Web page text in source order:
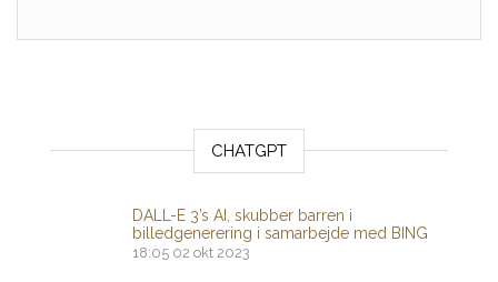
CHATGPT
DALL-E 3’s AI, skubber barren i
billedgenerering i samarbejde med BING
18:05 02 okt 2023